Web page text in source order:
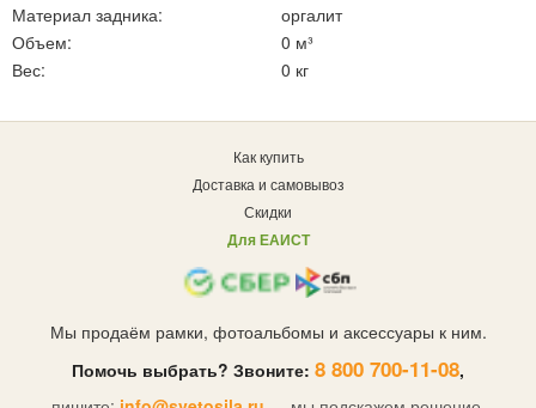
Материал задника:
оргалит
Объем:
0 м³
Вес:
0 кг
Как купить
Доставка и самовывоз
Скидки
Для ЕАИСТ
Мы продаём рамки, фотоальбомы и аксессуары к ним.
Помочь выбрать? Звоните: 8 800 700-11-08,